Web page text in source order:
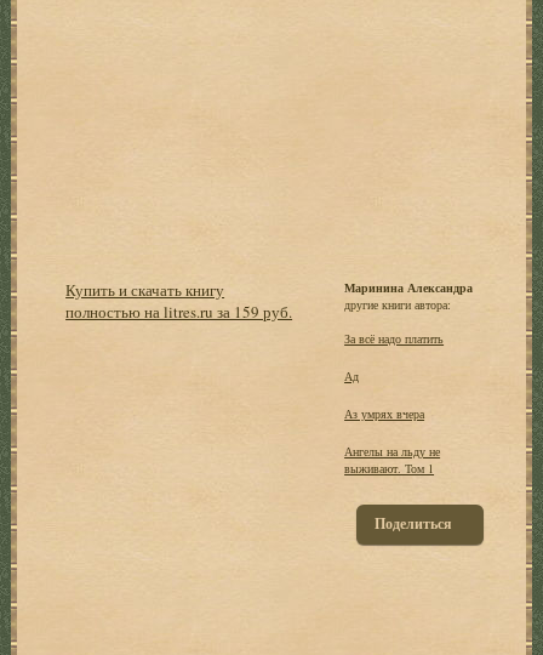
Купить и скачать книгу
полностью на litres.ru за 159 руб.
Маринина Александра
другие книги автора:
За всё надо платить
Ад
Аз умрях вчера
Ангелы на льду не
выживают. Том 1
Поделиться